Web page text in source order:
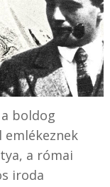
a boldog
emlékeznek
a római
iroda